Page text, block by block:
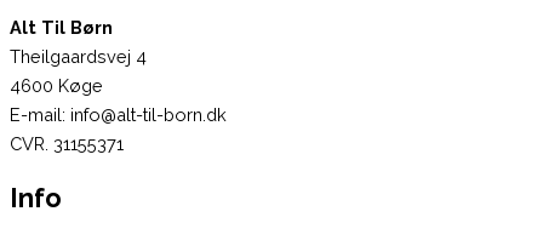
Alt Til Børn
Theilgaardsvej 4
4600 Køge
E-mail: info@alt-til-born.dk
CVR. 31155371
Info